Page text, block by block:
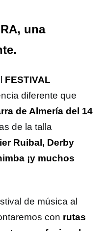
una
FESTIVAL
diferente que
de Almería del 14
de la talla
Ruibal, Derby
¡y muchos
de música al
con rutas